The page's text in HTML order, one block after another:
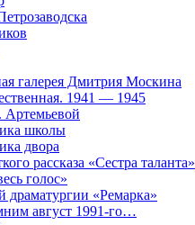
галерея Дмитрия Москина
1941 — 1945
Артемьевой
школы
двора
рассказа «Сестра таланта»
голос»
драматургии «Ремарка»
август 1991-го…